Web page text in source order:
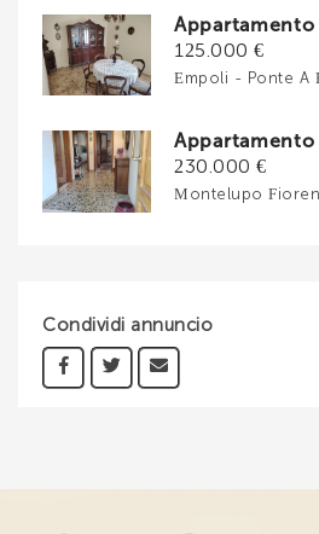
125.000 €
Empoli - Ponte A
230.000 €
Montelupo
Condividi annuncio